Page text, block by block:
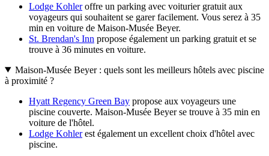
Lodge Kohleroffre un parking avec voiturier gratuit aux
voyageurs qui souhaitent se garer facilement. Vous serez à 35
min en voiture de Maison-Musée Beyer.
St. Brendan's Inn propose également un parking gratuit et se
trouve à 36 minutes en voiture.
Maison-Musée Beyer : quels sont les meilleurs hôtels avec piscine
à proximité ?
Hyatt Regency Green Bay propose aux voyageurs une
piscine couverte. Maison-Musée Beyer se trouve à 35 min en
voiture de l'hôtel.
Lodge Kohlerest également un excellent choix d'hôtel avec
piscine.